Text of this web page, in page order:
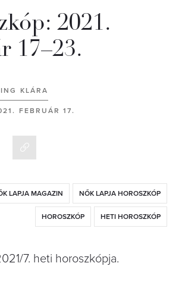
2021.
17–23.
KLÁRA
FEBRUÁR 17.
LAPJA MAGAZIN NŐK LAPJA HOROSZKÓP
HOROSZKÓP HETI HOROSZKÓP
7. heti horoszkópja.